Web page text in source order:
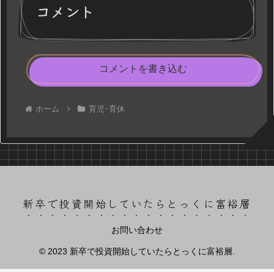
コメント
コメントを書き込む
ホーム 育児･育休
新卒で投資開始していたらとっくに富裕層
お問い合わせ
© 2023 新卒で投資開始していたらとっくに富裕層.